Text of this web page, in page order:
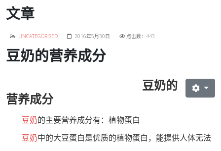
文章
UNCATEGORISED 2016年5月30日 点击数：443
豆奶的营养成分
豆奶的
营养成分
豆奶的主要营养成分有：植物蛋白
豆奶中的大豆蛋白是优质的植物蛋白，能提供人体无法